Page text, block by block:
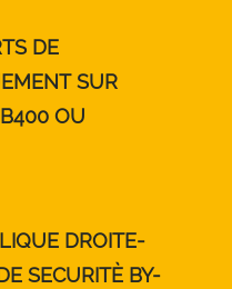
DE
SUR
OU
DROITE-
SECURITÈ BY-